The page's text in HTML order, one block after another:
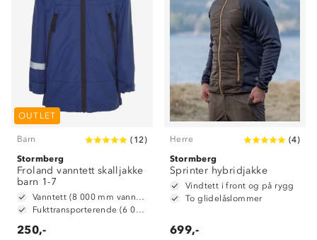
OUTLET
Barn ( 12)
Stormberg
Froland vanntett skalljakke
barn 1-7
Vanntett (8 000 mm vannsøyle)
Fukttransporterende (6 000 g/m2/24t)
250,-
Herre (4)
Stormberg
Sprinter hybridjakke
Vindtett i front og på rygg
To glidelåslommer
699,-
Kundeservice
Kontakt oss
Om Stormberg
Verdigrunnlag
Klima og miljø
Etisk handel
Dyreetikk
Trelagsprinsippet barn
Alt du trenger til Norgesferien
Dette trenger du til barnehagen